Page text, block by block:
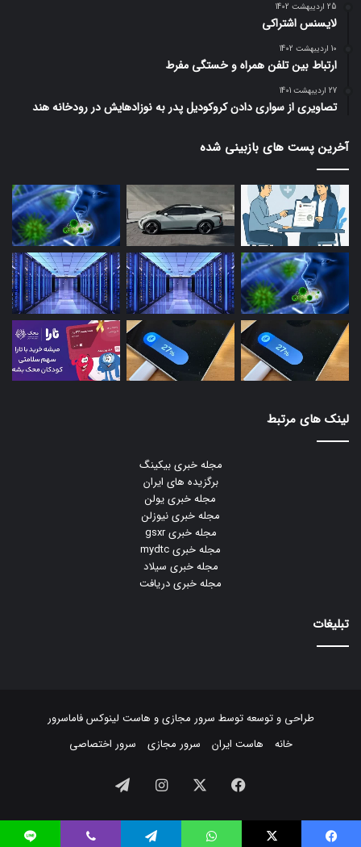
25 اردیبهشت 1402
لایسنس اشتراکی
10 اردیبهشت 1402
ارتباط بین تلفن همراه و خستگی مفرط
27 اردیبهشت 1401
تصاویری از سواری دادن کروکودیل پدر به نوزادهایش در رودخانه هند
آخرین پست های بازبینی شده
لینک های مرتبط
مجله خبری بیکینگ
برگزیده های ایران
مجله خبری یولن
مجله خبری نیوزلن
مجله خبری gsxr
مجله خبری mydtc
مجله خبری سیلاد
مجله خبری دریافت
تبلیغات
طراحی و توسعه توسط سرور مجازیو هاست لینوکسفاماسرور
خانه
هاست ایران سرور مجازی سرور اختصاصی
فیسبوک ایکس اینستاگرام